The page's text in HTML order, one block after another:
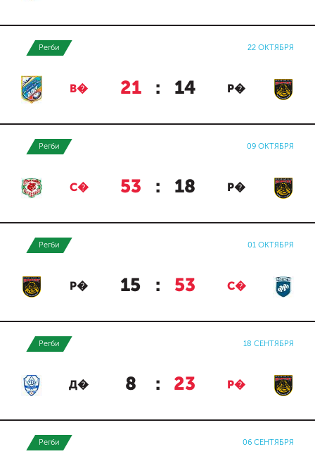
Регби 22 ОКТЯБРЯ
В� 21 : 14 Р�
Регби 09 ОКТЯБРЯ
С� 53 : 18 Р�
Регби 01 ОКТЯБРЯ
Р� 15 : 53 С�
Регби 18 СЕНТЯБРЯ
Д� 8 : 23 Р�
Регби 06 СЕНТЯБРЯ